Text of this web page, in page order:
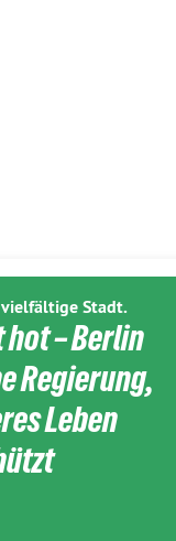
Stadt.
– Berlin
Regierung,
Leben